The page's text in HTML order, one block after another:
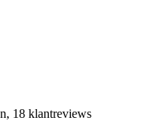
18 klantreviews